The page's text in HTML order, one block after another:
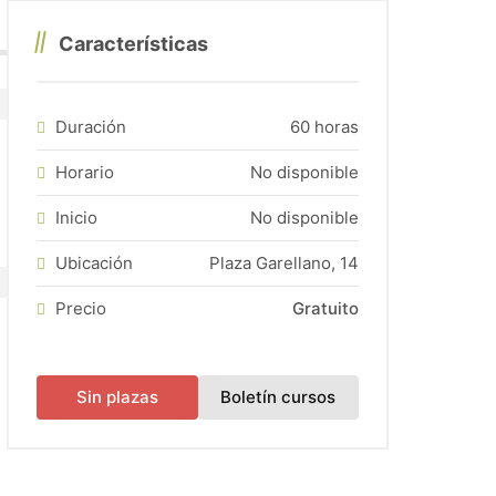
Características
Duración 60 horas
Horario No disponible
Inicio No disponible
Ubicación Plaza Garellano, 14
Precio Gratuito
Sin plazas Boletín cursos(abre en una